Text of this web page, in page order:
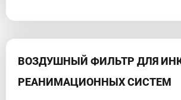
ВОЗДУШНЫЙ ФИЛЬТР ДЛЯ
РЕАНИМАЦИОННЫХ СИСТЕМ